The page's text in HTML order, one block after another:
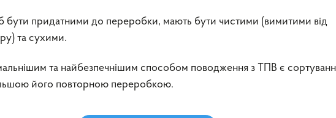
бути придатними до переробки, мають бути чистими (вимитими від
та сухими.
та найбезпечнішим способом поводження з ТПВ є
його повторною переробкою.